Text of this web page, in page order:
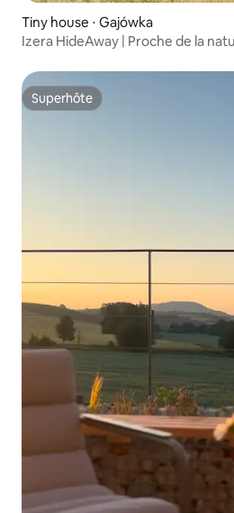
Tiny house ⋅ Gajówka
Izera HideAway | Proche de la
Superhôte
Superhôte